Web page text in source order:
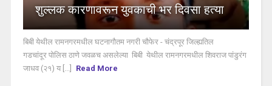
शुल्लक कारणावरून युवकाची भर दिवसा हत्या
बिबी येथील रामनगरमधील घटनागौतम नगरी चौफेर - चंद्रपूर जिल्ह्यतिल
गडचांदूर पोलिस ठाणे जवळच असलेल्या बिबी येथील रामनगरमधील शिवराज पांडुरंग
जाधव (२१) य [...]
Read More